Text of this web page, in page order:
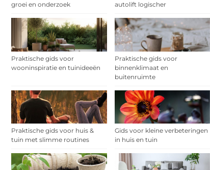
groei en onderzoek
autolift logischer
Praktische gids voor
wooninspiratie en tuinideeën
Praktische gids voor
binnenklimaat en
buitenruimte
Praktische gids voor huis &
tuin met slimme routines
Gids voor kleine verbeteringen
in huis en tuin